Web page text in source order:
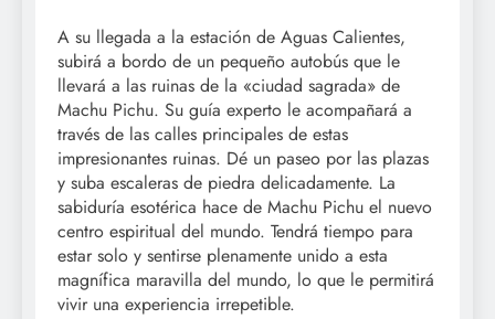
A su llegada a la estación de Aguas Calientes,
subirá a bordo de un pequeño autobús que le
llevará a las ruinas de la «ciudad sagrada» de
Machu Pichu. Su guía experto le acompañará a
través de las calles principales de estas
impresionantes ruinas. Dé un paseo por las plazas
y suba escaleras de piedra delicadamente. La
sabiduría esotérica hace de Machu Pichu el nuevo
centro espiritual del mundo. Tendrá tiempo para
estar solo y sentirse plenamente unido a esta
magnífica maravilla del mundo, lo que le permitirá
vivir una experiencia irrepetible.